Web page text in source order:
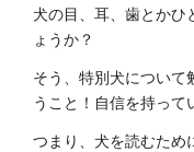
犬の目、耳、歯とかひ
ょうか？
そう、特別犬につい
うこと！自信を持って
つまり、犬を読むため